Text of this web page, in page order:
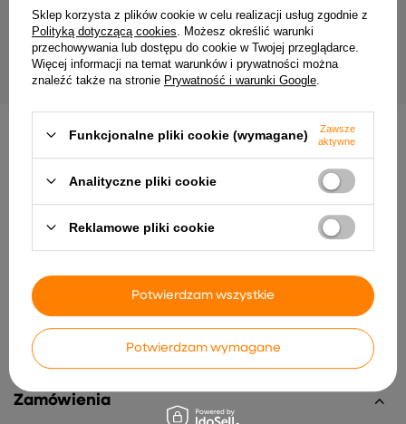
newslettera z informacją handlową (marketing). Więcej
wpolityce prywatności.
ZAPISZ SIĘ
Dostawa ZamówienieZwroty Pomoc
Zamówienia
Sklep korzysta z plików cookie w celu realizacji usług zgodnie z
Polityką dotyczącą cookies . Możesz określić warunki
przechowywania lub dostępu do cookie w Twojej przeglądarce.
Więcej informacji na temat warunków i prywatności można
znaleźć także na stronie Prywatność i warunki Google
Funkcjonalne pliki cookie (wymagane)
Zawsze
aktywne
Analityczne pliki cookie
Reklamowe pliki cookie
Potwierdzam wymagane
Potwierdzam wszystkie